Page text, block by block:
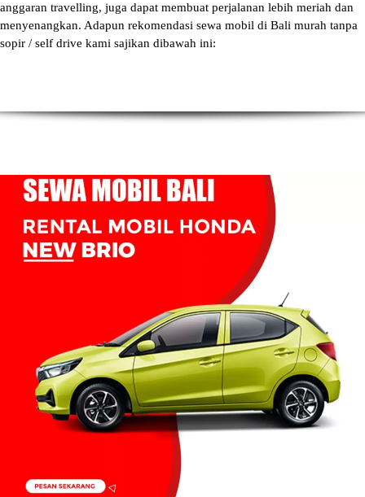
anggaran travelling, juga dapat membuat perjalanan lebih meriah dan
menyenangkan. Adapun rekomendasi sewa mobil di Bali murah tanpa
sopir / self drive kami sajikan dibawah ini: